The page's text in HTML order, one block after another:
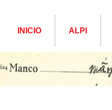
INICIO ALPI